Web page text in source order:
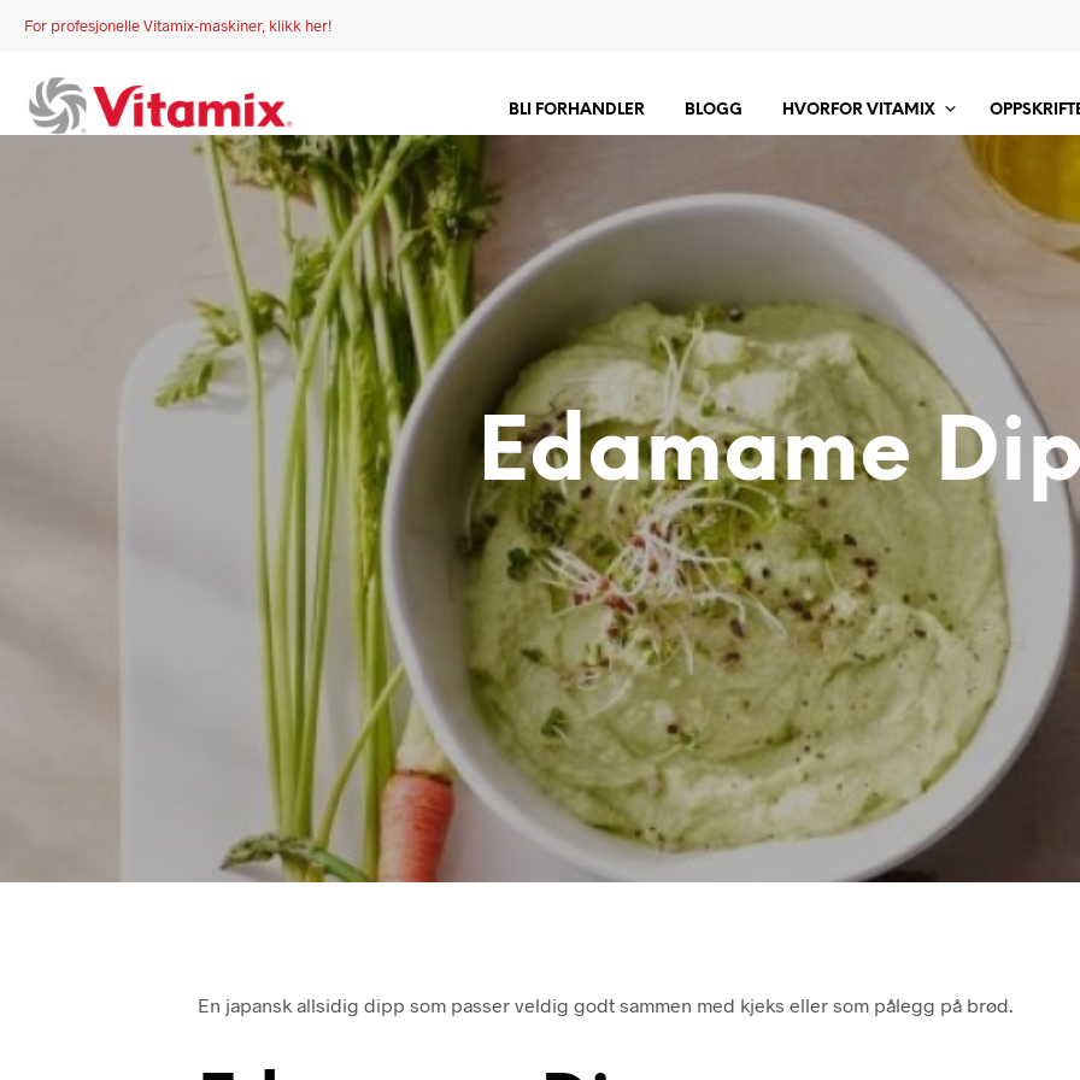
For profesjonelle Vitamix-maskiner, klikk her!
BLI FORHANDLER BLOGG HVORFOR VITAMIX
Edamame
En japansk allsidig dipp som passer veldig godt sammen med kjeks eller som pålegg på brød.